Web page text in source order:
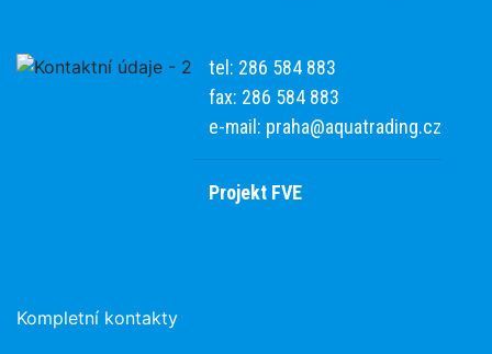
tel: 286 584 883
fax: 286 584 883
e-mail: praha@aquatrading.cz
Projekt FVE
Kompletní kontakty